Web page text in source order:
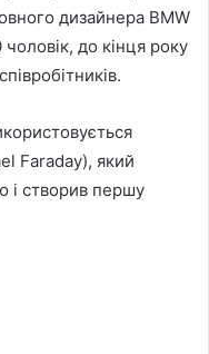
дизайнера BMW
до кінця року
Faraday), який
і створив першу